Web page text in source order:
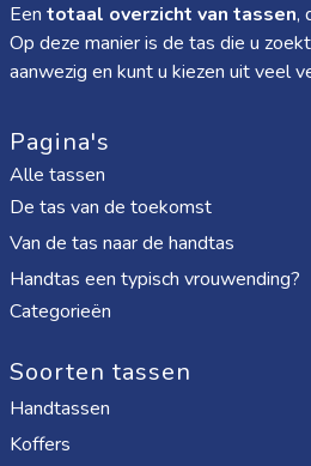
Een totaal overzicht van tassen,
Op deze manier is de tas die u
aanwezig en kunt u kiezen uit veel
Pagina's
Alle tassen
De tas van de toekomst
Van de tas naar de handtas
Handtas een typisch vrouwending?
Categorieën
Soorten tassen
Handtassen
Koffers